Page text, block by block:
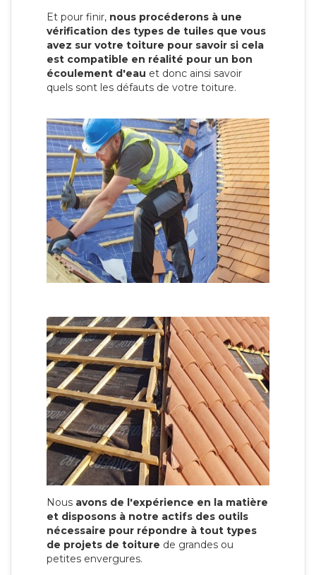
Et pour finir, nous procéderons à une
vérification des types de tuiles que vous
avez sur votre toiture pour savoir si cela
est compatible en réalité pour un bon
écoulement d'eau et donc ainsi savoir
quels sont les défauts de votre toiture.
Nous avons de l'expérience en la matière
et disposons à notre actifs des outils
nécessaire pour répondre à tout types
de projets de toiture de grandes ou
petites envergures.